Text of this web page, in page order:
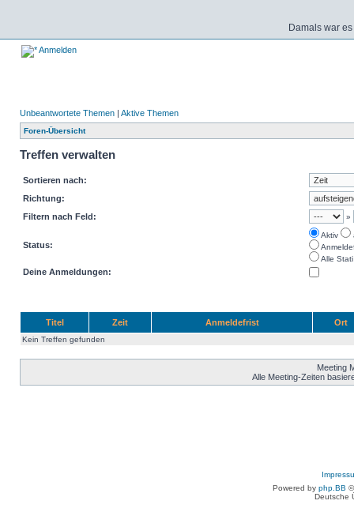
Damals war
Anmelden
Unbeantwortete Themen | Aktive Themen
Foren-Übersicht
Treffen verwalten
Sortieren nach:
Richtung:
Filtern nach Feld:
»
Status:
Aktiv
Alle Stati
Deine Anmeldungen:
Titel Zeit Anmeldefrist Ort
Kein Treffen gefunden
Meeting
Alle Meeting-Zeiten
Powered by php.BB
Deutsche